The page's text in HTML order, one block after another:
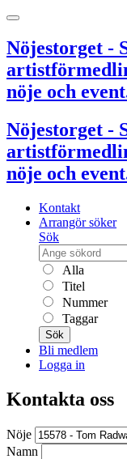
Nöjestorget -
nöje och
Nöjestorget -
nöje och
Kontakt
Arrangör söker
Sök
Alla
Titel
Nummer
Taggar
Sök
Bli medlem
Logga in
Kontakta oss
Nöje
Namn